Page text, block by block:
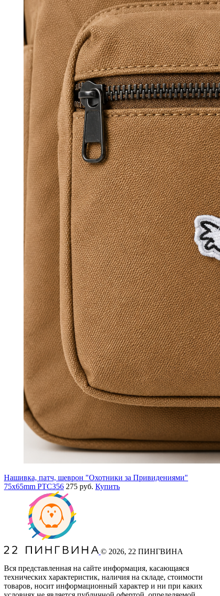
Нашивка, патч, шеврон "Охотники за Привидениями"
75x65mm PTC356 275 руб. Купить
© 2026, 22 ПИНГВИНА
Вся представленная на сайте информация, касающаяся
технических характеристик, наличия на складе, стоимости
товаров, носит информационный характер и ни при каких